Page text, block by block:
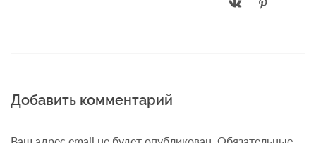
Добавить комментарий